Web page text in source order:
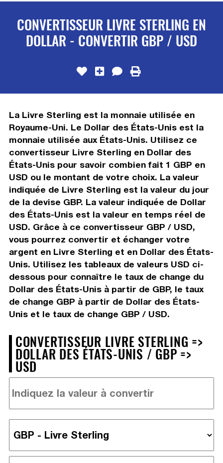
CONVERTISSEUR LIVRE STERLING EN
DOLLAR - CONVERTIR GBP / USD
La Livre Sterling est la monnaie utilisée en
Royaume-Uni. Le Dollar des États-Unis est la
monnaie utilisée aux États-Unis. Utilisez ce
convertisseur Livre Sterling en Dollar des
États-Unis pour savoir combien fait 1 GBP en
USD ou le montant de votre choix. La valeur
indiquée de Livre Sterling est la valeur du jour
de la devise GBP. La valeur indiquée de Dollar
des États-Unis est la valeur en temps réel de
USD. Grâce à ce convertisseur GBP / USD,
vous pourrez convertir et échanger votre
argent en Livre Sterling et en Dollar des États-
Unis. Utilisez les tableaux de valeurs USD ci-
dessous pour connaître le taux de change du
Dollar des États-Unis à partir de GBP, le taux
de change GBP à partir de Dollar des États-
Unis et le taux de change GBP / USD.
CONVERTISSEUR LIVRE STERLING =>
DOLLAR DES ÉTATS-UNIS / GBP =>
USD